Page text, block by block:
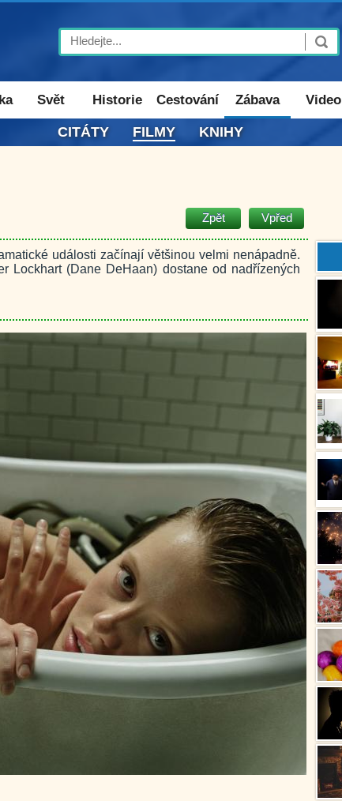
Search
Svět Historie Cestování Zábava Video
CITÁTY FILMY KNIHY
Zpět Vpřed
události začínají většinou velmi nenápadně.
Lockhart (Dane DeHaan) dostane od nadřízených